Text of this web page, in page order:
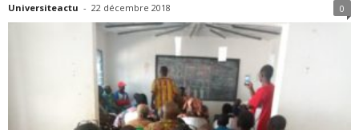
Universiteactu - 22 décembre 2018 0